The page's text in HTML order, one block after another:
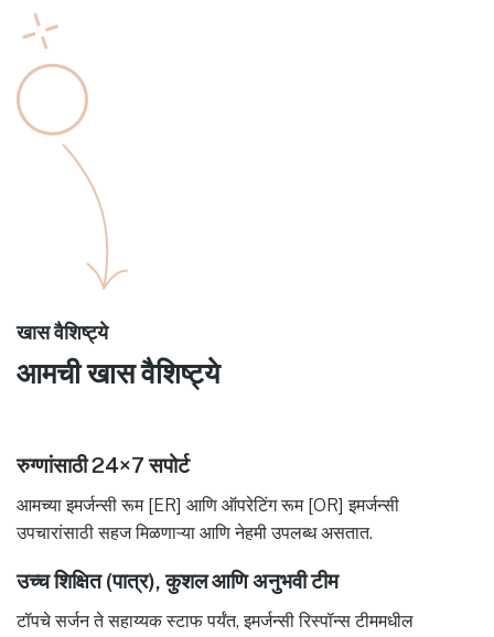
खास वैशिष्ट्ये
आमची खास वैशिष्ट्ये
रुग्णांसाठी 24×7 सपोर्ट
आमच्या इमर्जन्सी रूम [ER] आणि ऑपरेटिंग रूम [OR] इमर्जन्सी
उपचारांसाठी सहज मिळणाऱ्या आणि नेहमी उपलब्ध असतात.
उच्च शिक्षित (पात्र), कुशल आणि अनुभवी टीम
टॉपचे सर्जन ते सहाय्यक स्टाफ पर्यंत, इमर्जन्सी रिस्पॉन्स टीममधील